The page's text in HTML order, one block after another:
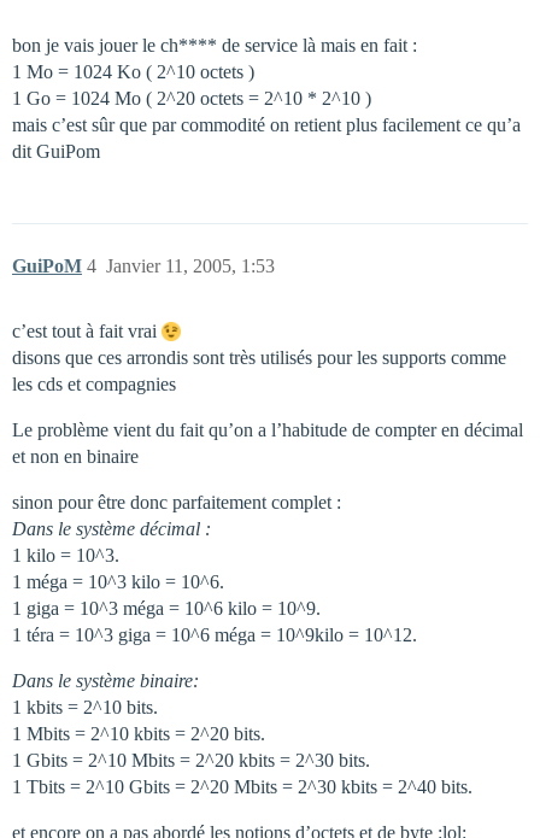
bon je vais jouer le ch**** de service là mais en fait :
1 Mo = 1024 Ko ( 2^10 octets )
1 Go = 1024 Mo ( 2^20 octets = 2^10 * 2^10 )
mais c’est sûr que par commodité on retient plus facilement ce qu’a
dit GuiPom
GuiPoM Janvier 11, 2005, 1:53
4
c’est tout à fait vrai
disons que ces arrondis sont très utilisés pour les supports comme
les cds et compagnies
Le problème vient du fait qu’on a l’habitude de compter en décimal
et non en binaire
sinon pour être donc parfaitement complet :
Dans le système décimal :
1 kilo = 10^3.
1 méga = 10^3 kilo = 10^6.
1 giga = 10^3 méga = 10^6 kilo = 10^9.
1 téra = 10^3 giga = 10^6 méga = 10^9kilo = 10^12.
Dans le système binaire:
1 kbits = 2^10 bits.
1 Mbits = 2^10 kbits = 2^20 bits.
1 Gbits = 2^10 Mbits = 2^20 kbits = 2^30 bits.
1 Tbits = 2^10 Gbits = 2^20 Mbits = 2^30 kbits = 2^40 bits.
et encore on a pas abordé les notions d’octets et de byte :lol: